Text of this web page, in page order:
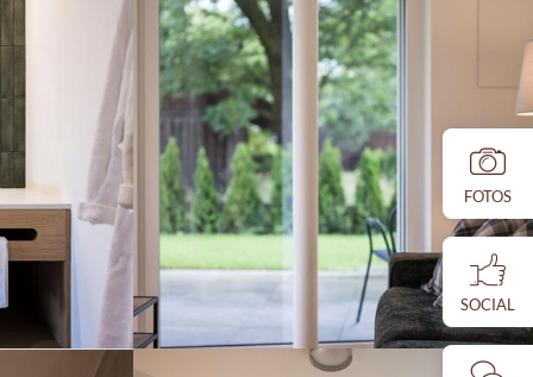
FOTOS
SOCIAL